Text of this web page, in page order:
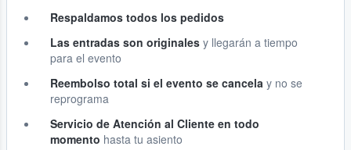
Respaldamos todos los pedidos
Las entradas son originales y llegarán a tiempo
para el evento
Reembolso total si el evento se cancela y no se
reprograma
Servicio de Atención al Cliente en todo
momento hasta tu asiento